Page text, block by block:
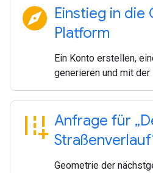
explore Einstieg in die
Platform
Ein Konto erstellen,
generieren und mit
add_road Anfrage für
Geometrie der